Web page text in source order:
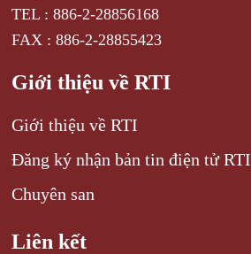
TEL : 886-2-28856168
FAX : 886-2-28855423
Giới thiệu về RTI
Giới thiệu về RTI
Đăng ký nhận bản tin điện tử RTI
Chuyên san
Liên kết